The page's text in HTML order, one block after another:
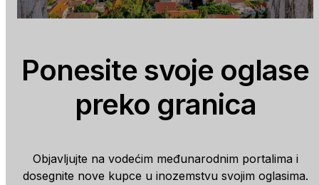
Ponesite svoje oglase
preko granica
Objavljujte na vodećim međunarodnim portalima i
dosegnite nove kupce u inozemstvu svojim oglasima.